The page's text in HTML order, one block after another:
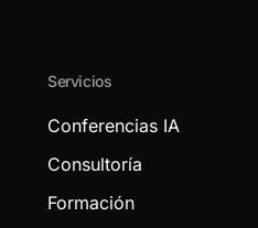
Servicios
Conferencias IA
Consultoría
Formación